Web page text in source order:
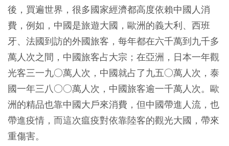
後，買遍世界，很多國家經濟都高度依賴中國人消
費，例如，中國是旅遊大國，歐洲的義大利、西班
牙、法國到訪的外國旅客，每年都在六千萬到九千多
萬人次之間，中國旅客占大宗；在亞洲，日本一年觀
光客三一九○萬人次，中國就占了九五○萬人次，泰
國一年三八○○萬人次，中國旅客逾一千萬人次。歐
洲的精品也靠中國大戶來消費，但中國帶進人流，也
帶進疫情，而這次瘟疫對依靠陸客的觀光大國，帶來
重傷害。